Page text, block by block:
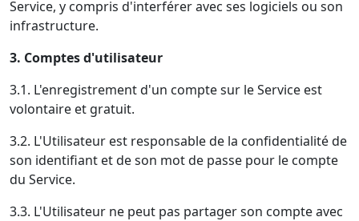
Service, y compris d'interférer avec ses logiciels ou son
infrastructure.
3. Comptes d'utilisateur
3.1. L'enregistrement d'un compte sur le Service est
volontaire et gratuit.
3.2. L'Utilisateur est responsable de la confidentialité de
son identifiant et de son mot de passe pour le compte
du Service.
3.3. L'Utilisateur ne peut pas partager son compte avec